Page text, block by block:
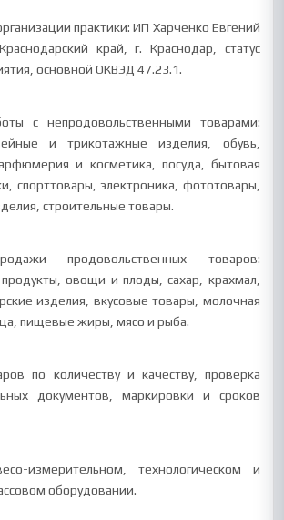
практики: ИП Харченко Евгений
край, г. Краснодар, статус
основной ОКВЭД 47.23.1.
с непродовольственными товарами:
и трикотажные изделия, обувь,
и косметика, посуда, бытовая
спорттовары, электроника, фототовары,
строительные товары.
продовольственных товаров:
овощи и плоды, сахар, крахмал,
изделия, вкусовые товары, молочная
пищевые жиры, мясо и рыба.
по количеству и качеству, проверка
документов, маркировки и сроков
измерительном, технологическом и
оборудовании.